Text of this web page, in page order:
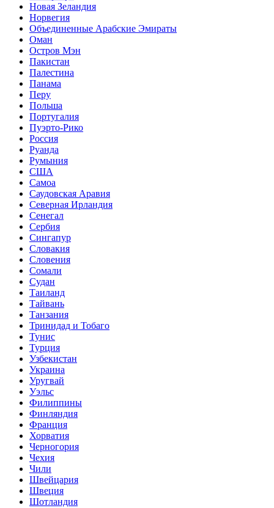
Новая Зеландия
Норвегия
Объединенные Арабские Эмираты
Оман
Остров Мэн
Пакистан
Палестина
Панама
Перу
Польша
Португалия
Пуэрто-Рико
Россия
Руанда
Румыния
США
Самоа
Саудовская Аравия
Северная Ирландия
Сенегал
Сербия
Сингапур
Словакия
Словения
Сомали
Судан
Таиланд
Тайвань
Танзания
Тринидад и Тобаго
Тунис
Турция
Узбекистан
Украина
Уругвай
Уэльс
Филиппины
Финляндия
Франция
Хорватия
Черногория
Чехия
Чили
Швейцария
Швеция
Шотландия